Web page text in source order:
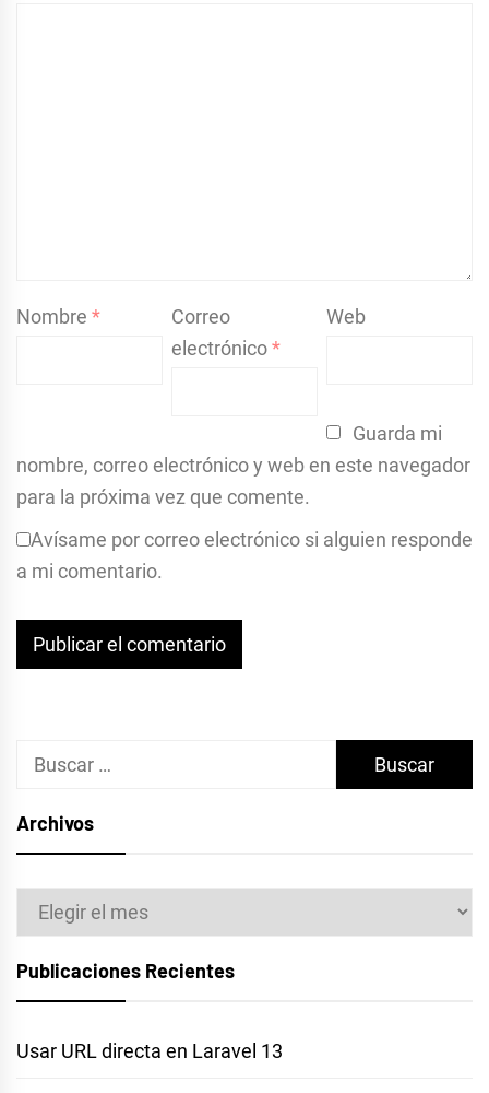
Nombre *
Correo
electrónico*
Web
Guarda mi
nombre, correo electrónico y web en este navegador
para la próxima vez que comente.
Avísame por correo electrónico si alguien responde
a mi comentario.
Buscar:
Archivos
Archivos
Publicaciones Recientes
Usar URL directa en Laravel 13